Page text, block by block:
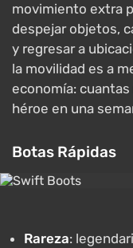
movimiento extra
despejar objetos,
y regresar a
la movilidad es a
economía:
héroe en una
Botas Rápidas
Rareza: